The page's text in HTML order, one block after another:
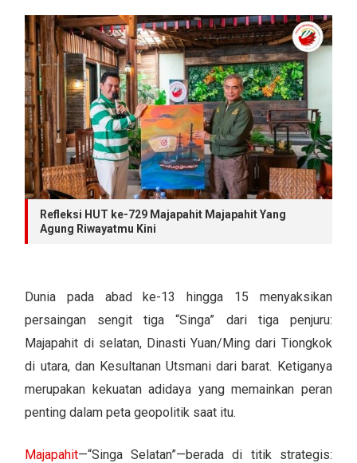
Refleksi HUT ke-729 Majapahit Majapahit Yang
Agung Riwayatmu Kini
Dunia pada abad ke-13 hingga 15 menyaksikan
persaingan sengit tiga “Singa” dari tiga penjuru:
Majapahit di selatan, Dinasti Yuan/Ming dari Tiongkok
di utara, dan Kesultanan Utsmani dari barat. Ketiganya
merupakan kekuatan adidaya yang memainkan peran
penting dalam peta geopolitik saat itu.
Majapahit—“Singa Selatan”—berada di titik strategis: